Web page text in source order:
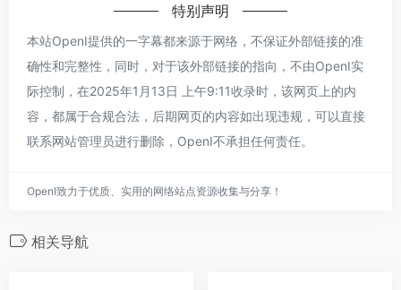
特别声明
本站OpenI提供的一字幕都来源于网络，不保证外部链接的准
确性和完整性，同时，对于该外部链接的指向，不由OpenI实
际控制，在2025年1月13日 上午9:11收录时，该网页上的内
容，都属于合规合法，后期网页的内容如出现违规，可以直接
联系网站管理员进行删除，OpenI不承担任何责任。
OpenI致力于优质、实用的网络站点资源收集与分享！
相关导航